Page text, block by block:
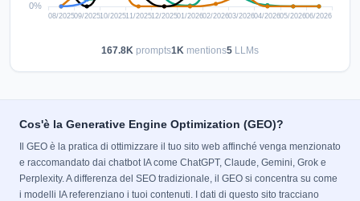
167.8K prompts1K mentions5 LLMs
Cos'è la Generative Engine Optimization (GEO)?
Il GEO è la pratica di ottimizzare il tuo sito web affinché venga menzionato
e raccomandato dai chatbot IA come ChatGPT, Claude, Gemini, Grok e
Perplexity. A differenza del SEO tradizionale, il GEO si concentra su come
i modelli IA referenziano i tuoi contenuti. I dati di questo sito tracciano